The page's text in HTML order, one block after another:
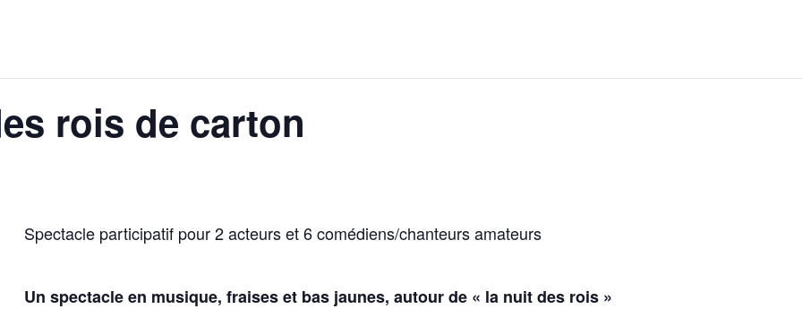
rois de carton
Spectacle participatif pour 2 acteurs et 6 comédiens/chanteurs amateurs
Un spectacle en musique, fraises et bas jaunes, autour de « la nuit des rois »